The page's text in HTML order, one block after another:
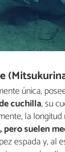
única,
cuchilla, su
la
pero suelen
espada y, al